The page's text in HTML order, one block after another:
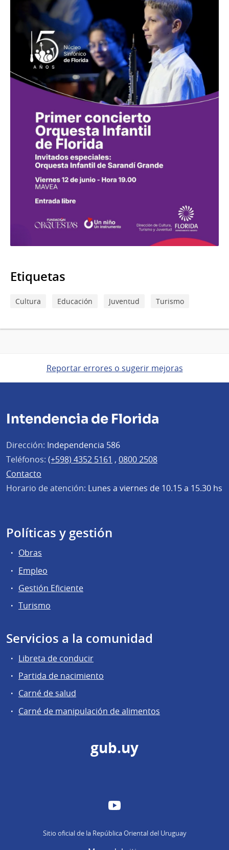
Etiquetas
Cultura Educación Juventud Turismo
Reportar errores o sugerir mejoras
Intendencia de Florida
Dirección: Independencia 586
Teléfonos: (+598) 4352 5161 , 0800 2508
Contacto
Horario de atención: Lunes a viernes de 10.15 a 15.30 hs
Políticas y gestión
Obras
Empleo
Gestión Eficiente
Turismo
Servicios a la comunidad
Libreta de conducir
Partida de nacimiento
Carné de salud
Carné de manipulación de alimentos
gub.uy
YouTube
Sitio oficial de la República Oriental del Uruguay